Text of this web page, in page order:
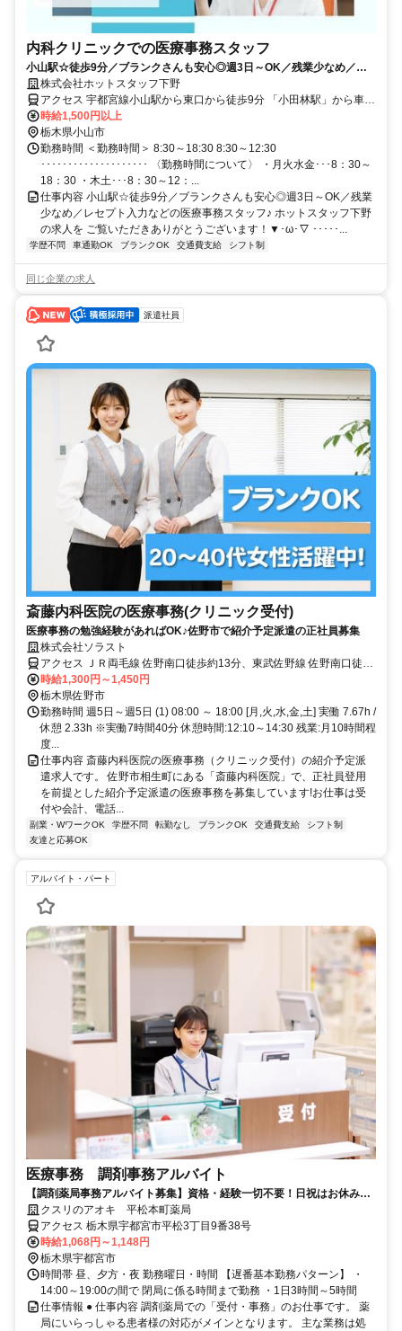
内科クリニックでの医療事務スタッフ
小山駅☆徒歩9分／ブランクさんも安心◎週3日～OK／残業少なめ／レ
セプト入力などの医療事務スタッフ♪
株式会社ホットスタッフ下野
アクセス 宇都宮線小山駅から東口から徒歩9分 「小田林駅」から車で
13分 「思川駅」から車で16分 「小金井駅」から車で18分 ●電車・バ
ス通勤OK！ ●マイカー通勤OK！ ●自転車・バイク通勤OK！ ●従業員
用無料駐車場・駐輪場あり♪
時給1,500円以上
栃木県小山市
勤務時間 ＜勤務時間＞ 8:30～18:30 8:30～12:30
････････････････････ 〈勤務時間について〉 ・月火水金･･･8：30～
18：30 ・木土･･･8：30～12：...
仕事内容 小山駅☆徒歩9分／ブランクさんも安心◎週3日～OK／残業
少なめ／レセプト入力などの医療事務スタッフ♪ ホットスタッフ下野
の求人を ご覧いただきありがとうございます！▼･ω･▽ ･････...
学歴不問 車通勤OK ブランクOK 交通費支給 シフト制
同じ企業の求人
派遣社員
斎藤内科医院の医療事務(クリニック受付)
医療事務の勉強経験があればOK♪佐野市で紹介予定派遣の正社員募集
株式会社ソラスト
アクセス ＪＲ両毛線 佐野南口徒歩約13分、東武佐野線 佐野南口徒歩
約13分、東武佐野線 佐野市徒歩約19分 「佐野駅」徒歩10分,マイカ
ー通勤可,バイク通勤可,自転車通勤可,駐車場あり,駐輪場あり(バイク),
駐輪場あり,敷地内全て禁煙
時給1,300円～1,450円
栃木県佐野市
勤務時間 週5日～週5日 (1) 08:00 ～ 18:00 [月,火,水,金,土] 実働 7.67h /
休憩 2.33h ※実働7時間40分 休憩時間:12:10～14:30 残業:月10時間程
度...
仕事内容 斎藤内科医院の医療事務（クリニック受付）の紹介予定派
遣求人です。 佐野市相生町にある「斎藤内科医院」で、正社員登用
を前提とした紹介予定派遣の医療事務を募集しています!お仕事は受
付や会計、電話...
副業・WワークOK 学歴不問 転勤なし ブランクOK 交通費支給
シフト制
友達と応募OK
アルバイト・パート
医療事務 調剤事務アルバイト
【調剤薬局事務アルバイト募集】資格・経験一切不要！日祝はお休みの
お仕事！
クスリのアオキ 平松本町薬局
アクセス 栃木県宇都宮市平松3丁目9番38号
時給1,068円～1,148円
栃木県宇都宮市
時間帯 昼、夕方・夜 勤務曜日・時間 【遅番基本勤務パターン】 ・
14:00～19:00の間で 閉局に係る時間まで勤務 ・1日3時間～5時間
仕事情報 ● 仕事内容 調剤薬局での「受付・事務」のお仕事です。 薬
局にいらっしゃる患者様の対応がメインとなります。 主な業務は処